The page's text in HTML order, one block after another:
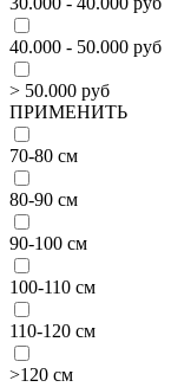
40.000 - 50.000 руб
> 50.000 руб
ПРИМЕНИТЬ
70-80 см
80-90 см
90-100 см
100-110 см
110-120 см
>120 см